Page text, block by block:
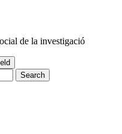
de la investigació